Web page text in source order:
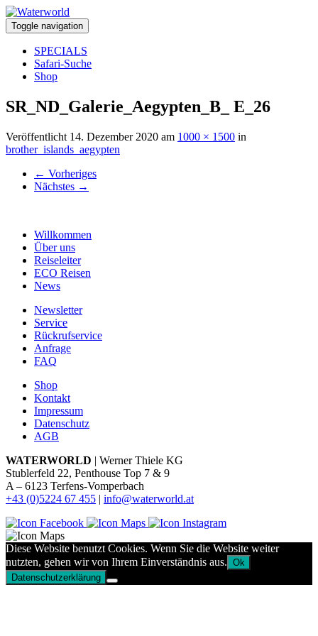
Toggle navigation
SPECIALS
Safari-Suche
Shop
SR_ND_Galerie_Aegypten_B_ E_26
Veröffentlicht 14. Dezember 2020 am 1000 × 1500 in
brother_islands_aegypten
← Vorheriges
Nächstes →
Willkommen
Über uns
Reiseleiter
ECO Reisen
News
Newsletter
Service
Rückrufservice
Anfrage
FAQ
Shop
Kontakt
Impressum
Datenschutz
AGB
WATERWORLD | Werner Thiele KG
Stublerfeld 22, Penthouse Top 7 & 9
A – 6123 Terfens-Vomperbach
+43 (0)5224 67 455 | info@waterworld.at
Diese Website benutzt Cookies. Wenn Sie die Website weiter
nutzten, gehen wir von Ihrem Einverständnis aus. Ok
Datenschutzerklärung